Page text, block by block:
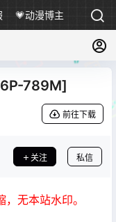
💗动漫博主
789M]
前往下载
关注 私信
无本站水印。